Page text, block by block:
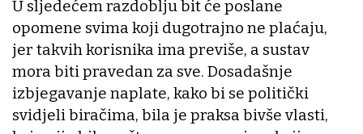
U sljedećem razdoblju bit će poslane
opomene svima koji dugotrajno ne plaćaju,
jer takvih korisnika ima previše, a sustav
mora biti pravedan za sve. Dosadašnje
izbjegavanje naplate, kako bi se politički
svidjeli biračima, bila je praksa bivše vlasti,